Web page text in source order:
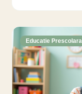
Educatie Prescolara